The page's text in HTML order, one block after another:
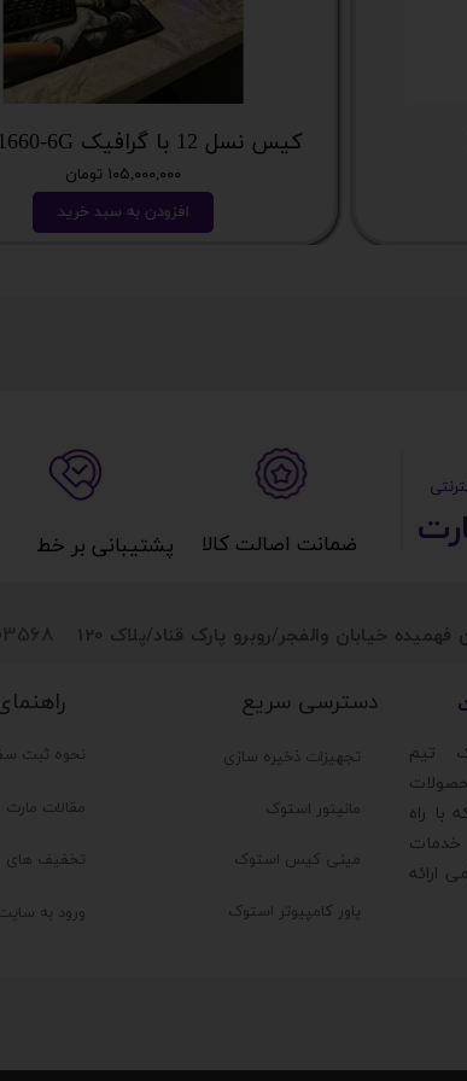
کیس نسل 12 با گرافیک GTX 1660-6G
۱۰۵,۰۰۰,۰۰۰ تومان
افزودن به
Ram
خرید
خیابان والفجر/روبرو پارک قناد/پلاک 120
تجهیزات ذخیره سازی
مانیتور استوک
مینی کیس استوک
پاور کامپیوتر استوک
دسترسی سریع
نحوه ثبت
مقالات مارت
تخفیف های
ورود به
تیم
با راه
خدمات
ارائه
پشتیبانی بر خط​​​​​​​ ضمانت اصالت کالا​​​​​​​